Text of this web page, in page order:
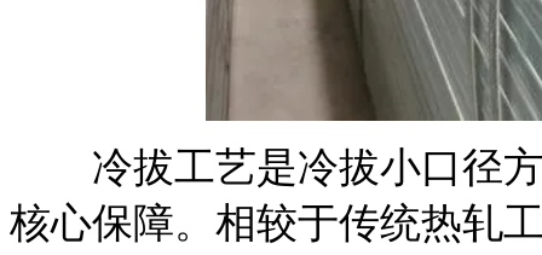
冷拔工艺是冷拔小口径方
核心保障。相较于传统热轧